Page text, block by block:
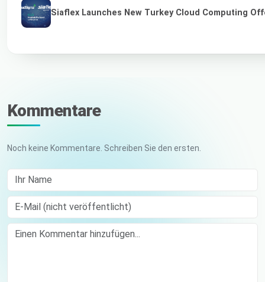
Siaflex Launches New Turkey Cloud Computing
Kommentare
Noch keine Kommentare. Schreiben Sie den ersten.
Ihr Name
E-Mail (nicht veröffentlicht)
Comment